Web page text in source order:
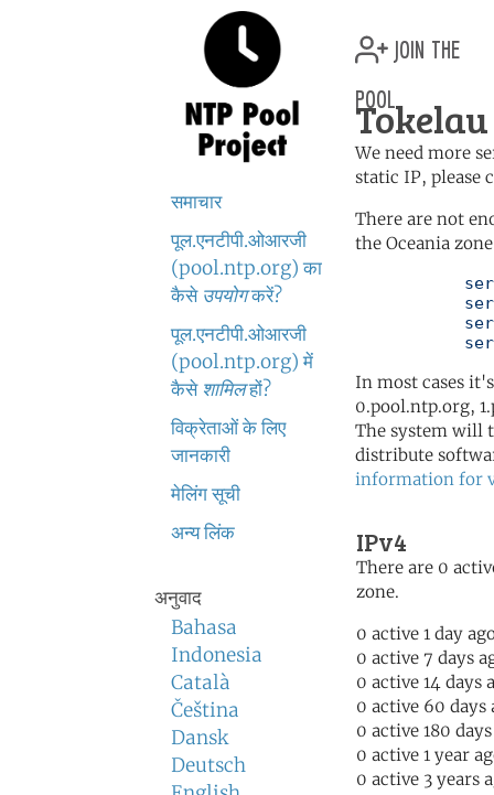
समाचार
पूल.एनटीपी.ओआरजी
(pool.ntp.org) का
कैसे उपयोगकरें?
पूल.एनटीपी.ओआरजी
(pool.ntp.org) में
कैसे शामिलहों?
विक्रेताओं के लिए
जानकारी
मेलिंग सूची
अन्य लिंक
अनुवाद
Bahasa
Indonesia
Català
Čeština
Dansk
Deutsch
join the
pool
We need more
static IP, please
There are not
the Oceania
In most cases
0.pool.ntp.org,
The system will
distribute
information for
IPv4
There are 0
zone.
0 active 1 day
0 active 7 days
0 active 14 days
0 active 60 days
0 active 180
0 active 1 year
0 active 3 years